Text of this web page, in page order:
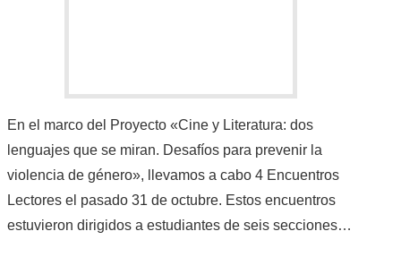
En el marco del Proyecto «Cine y Literatura: dos
lenguajes que se miran. Desafíos para prevenir la
violencia de género», llevamos a cabo 4 Encuentros
Lectores el pasado 31 de octubre. Estos encuentros
estuvieron dirigidos a estudiantes de seis secciones…